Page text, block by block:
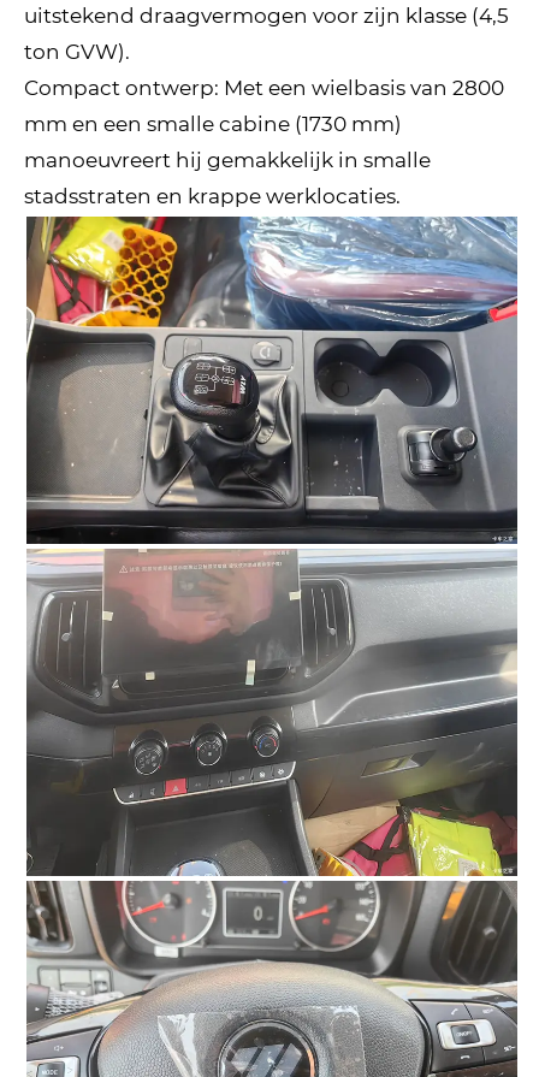
uitstekend draagvermogen voor zijn klasse (4,5
ton GVW).
Compact ontwerp: Met een wielbasis van 2800
mm en een smalle cabine (1730 mm)
manoeuvreert hij gemakkelijk in smalle
stadsstraten en krappe werklocaties.